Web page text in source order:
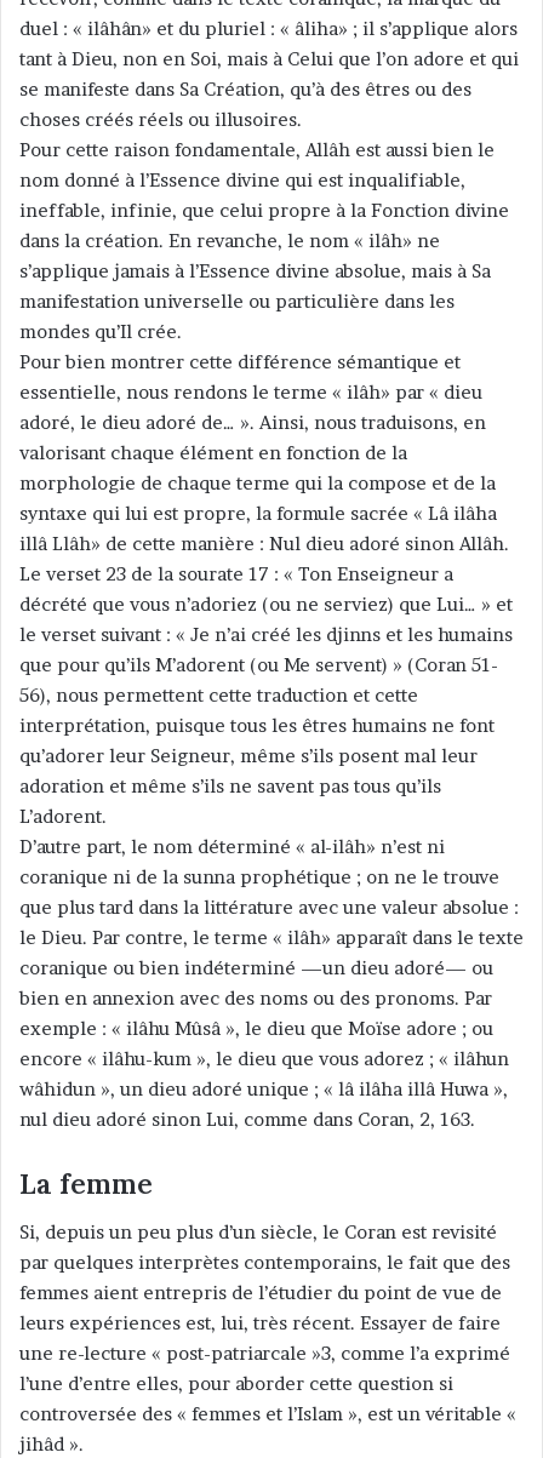
duel : « ilâhân» et du pluriel : « âliha» ; il s’applique alors
tant à Dieu, non en Soi, mais à Celui que l’on adore et qui
se manifeste dans Sa Création, qu’à des êtres ou des
choses créés réels ou illusoires.
Pour cette raison fondamentale, Allâh est aussi bien le
nom donné à l’Essence divine qui est inqualifiable,
ineffable, infinie, que celui propre à la Fonction divine
dans la création. En revanche, le nom « ilâh» ne
s’applique jamais à l’Essence divine absolue, mais à Sa
manifestation universelle ou particulière dans les
mondes qu’Il crée.
Pour bien montrer cette différence sémantique et
essentielle, nous rendons le terme « ilâh» par « dieu
adoré, le dieu adoré de… ». Ainsi, nous traduisons, en
valorisant chaque élément en fonction de la
morphologie de chaque terme qui la compose et de la
syntaxe qui lui est propre, la formule sacrée « Lâ ilâha
illâ Llâh» de cette manière : Nul dieu adoré sinon Allâh.
Le verset 23 de la sourate 17 : « Ton Enseigneur a
décrété que vous n’adoriez (ou ne serviez) que Lui… » et
le verset suivant : « Je n’ai créé les djinns et les humains
que pour qu’ils M’adorent (ou Me servent) » (Coran 51-
56), nous permettent cette traduction et cette
interprétation, puisque tous les êtres humains ne font
qu’adorer leur Seigneur, même s’ils posent mal leur
adoration et même s’ils ne savent pas tous qu’ils
L’adorent.
D’autre part, le nom déterminé « al-ilâh» n’est ni
coranique ni de la sunna prophétique ; on ne le trouve
que plus tard dans la littérature avec une valeur absolue :
le Dieu. Par contre, le terme « ilâh» apparaît dans le texte
coranique ou bien indéterminé —un dieu adoré— ou
bien en annexion avec des noms ou des pronoms. Par
exemple : « ilâhu Mûsâ », le dieu que Moïse adore ; ou
encore « ilâhu-kum », le dieu que vous adorez ; « ilâhun
wâhidun », un dieu adoré unique ; « lâ ilâha illâ Huwa »,
nul dieu adoré sinon Lui, comme dans Coran, 2, 163.
La femme
Si, depuis un peu plus d’un siècle, le Coran est revisité
par quelques interprètes contemporains, le fait que des
femmes aient entrepris de l’étudier du point de vue de
leurs expériences est, lui, très récent. Essayer de faire
une re-lecture « post-patriarcale »3, comme l’a exprimé
l’une d’entre elles, pour aborder cette question si
controversée des « femmes et l’Islam », est un véritable «
jihâd ».